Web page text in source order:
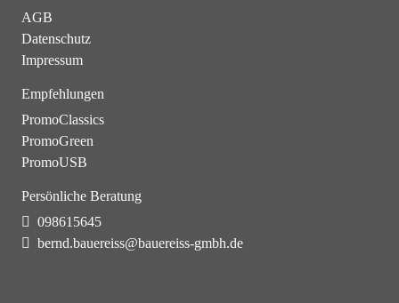
AGB
Datenschutz
Impressum
Empfehlungen
PromoClassics
PromoGreen
PromoUSB
Persönliche Beratung
098615645
bernd.bauereiss@bauereiss-gmbh.de